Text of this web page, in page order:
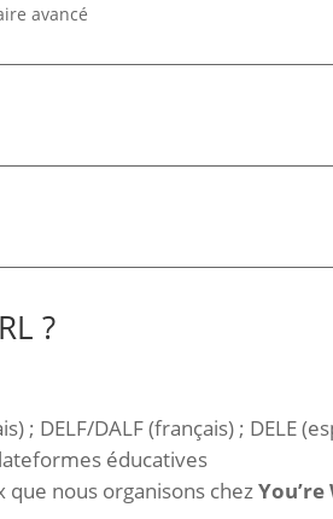
avancé
?
; DELF/DALF (français) ; DELE
éducatives
que nous organisons chez